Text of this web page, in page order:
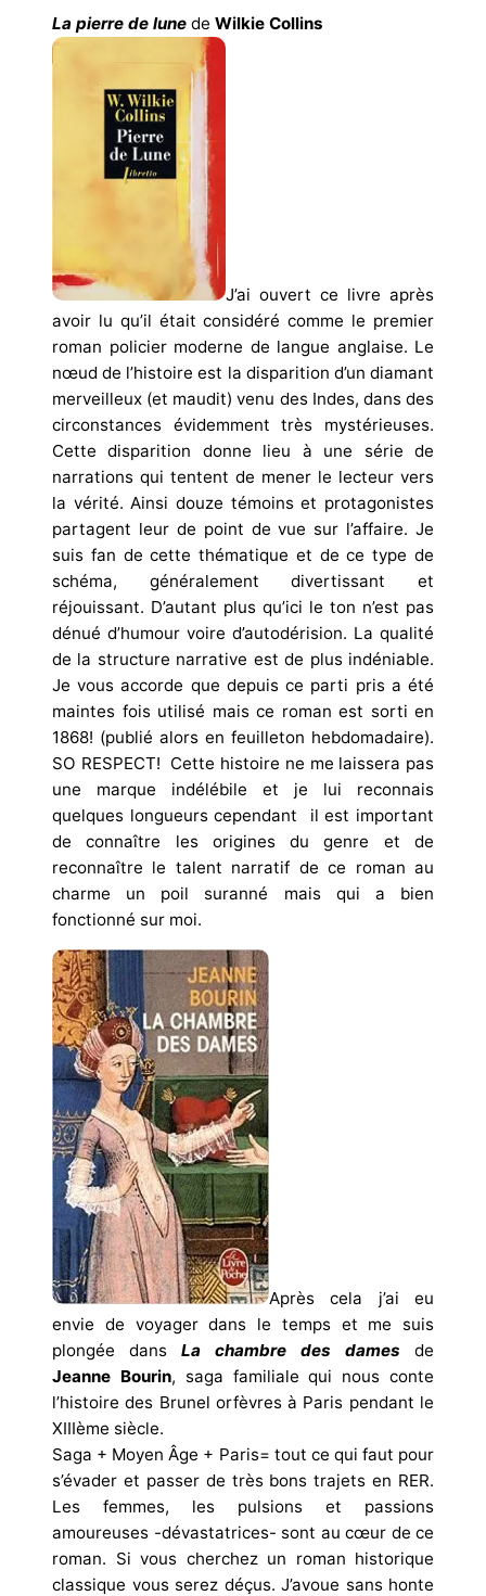
La pierre de lune de Wilkie Collins
J’ai ouvert ce livre après
avoir lu qu’il était considéré comme le premier
roman policier moderne de langue anglaise. Le
nœud de l’histoire est la disparition d’un diamant
merveilleux (et maudit) venu des Indes, dans des
circonstances évidemment très mystérieuses.
Cette disparition donne lieu à une série de
narrations qui tentent de mener le lecteur vers
la vérité. Ainsi douze témoins et protagonistes
partagent leur de point de vue sur l’affaire. Je
suis fan de cette thématique et de ce type de
schéma, généralement divertissant et
réjouissant. D’autant plus qu’ici le ton n’est pas
dénué d’humour voire d’autodérision. La qualité
de la structure narrative est de plus indéniable.
Je vous accorde que depuis ce parti pris a été
maintes fois utilisé mais ce roman est sorti en
1868! (publié alors en feuilleton hebdomadaire).
SO RESPECT! Cette histoire ne me laissera pas
une marque indélébile et je lui reconnais
quelques longueurs cependant il est important
de connaître les origines du genre et de
reconnaître le talent narratif de ce roman au
charme un poil suranné mais qui a bien
fonctionné sur moi.
Après cela j’ai eu
envie de voyager dans le temps et me suis
plongée dans La chambre des dames de
Jeanne Bourin, saga familiale qui nous conte
l’histoire des Brunel orfèvres à Paris pendant le
XIIIème siècle.
Saga + Moyen Âge + Paris= tout ce qui faut pour
s’évader et passer de très bons trajets en RER.
Les femmes, les pulsions et passions
amoureuses -dévastatrices- sont au cœur de ce
roman. Si vous cherchez un roman historique
classique vous serez déçus. J’avoue sans honte